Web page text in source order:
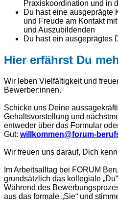
Praxiskoordination und in
Du hast eine ausgeprägte
und Freude am Kontakt
und Auszubildenden
Du hast ein ausgeprägtes
Hier erfährst Du
Wir leben Vielfältigkeit und
Bewerber:innen.
Schicke uns Deine
Gehaltsvorstellung und
entweder über das Formular
Gut: willkommen@forum-
Wir freuen uns darauf, Dich
Im Arbeitsalltag bei FORUM
grundsätzlich das kollegiale
Während des
aus das formale „Sie“ und